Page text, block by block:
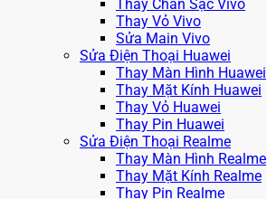
Thay Chân Sạc Vivo
Thay Vỏ Vivo
Sửa Main Vivo
Sửa Điện Thoại Huawei
Thay Màn Hình Huawei
Thay Mặt Kính Huawei
Thay Vỏ Huawei
Thay Pin Huawei
Sửa Điện Thoại Realme
Thay Màn Hình Realme
Thay Mặt Kính Realme
Thay Pin Realme